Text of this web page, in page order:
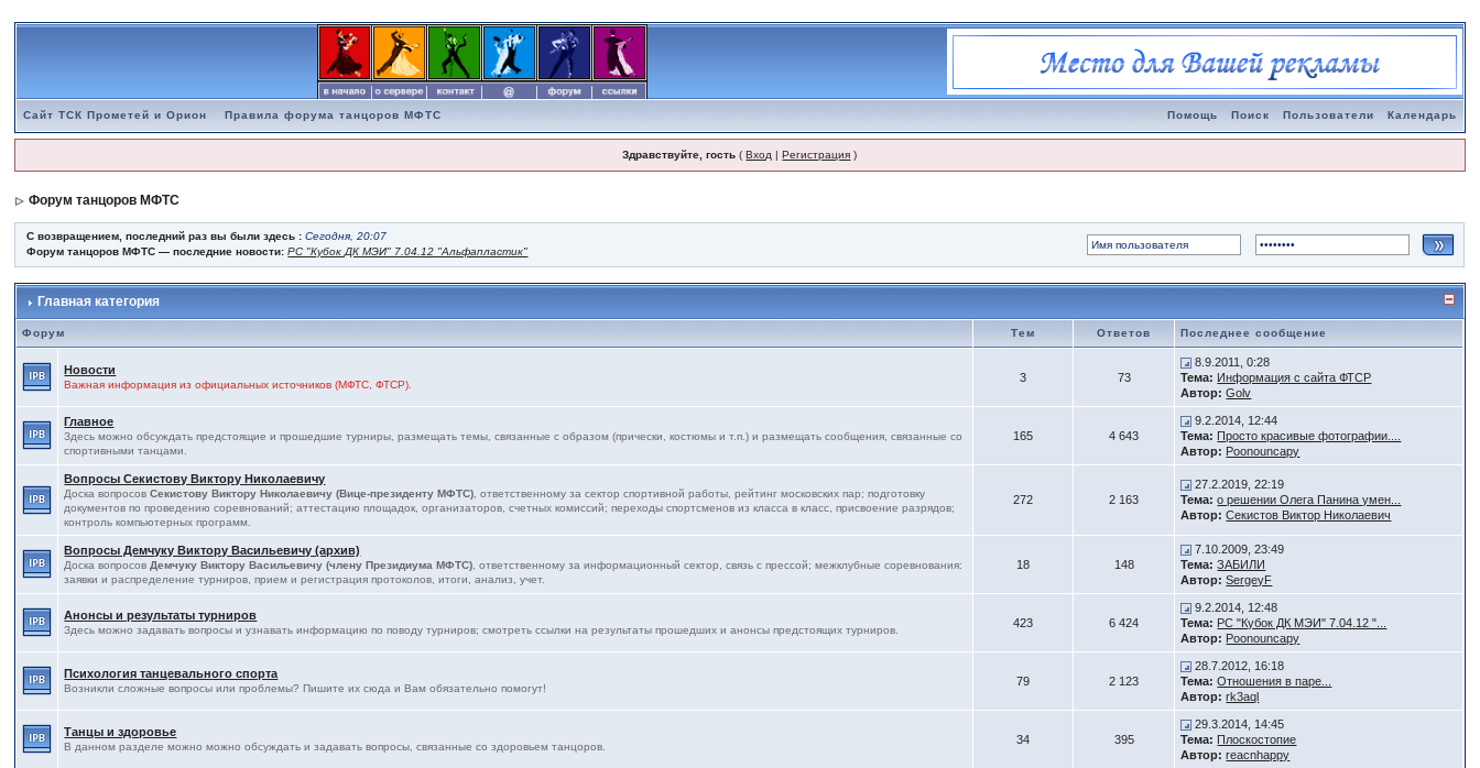
Сайт ТСК Прометей и Орион Правила форума танцоров МФТС Помощь Поиск Пользователи Календарь
Здравствуйте, гость (Вход |Регистрация )
Форум танцоров МФТС
С возвращением, последний раз вы были здесь :Сегодня, 20:07
Форум танцоров МФТС — последние новости:РС "Кубок ДК МЭИ" 7.04.12 "Альфапластик"
Главная категория
Форум Тем Ответов Последнее сообщение
Новости
Важная информация из официальных источников (МФТС, ФТСР).
3 73
8.9.2011, 0:28
Тема: Информация с сайта ФТСР
Автор: Golv
Главное
Здесь можно обсуждать предстоящие и прошедшие турниры, размещать темы, связанные с образом (прически, костюмы и т.п.) и размещать сообщения, связанные со
спортивными танцами.
165 4 643
9.2.2014, 12:44
Тема: Просто красивые фотографии....
Автор: Poonouncapy
Вопросы Секистову Виктору Николаевичу
Доска вопросовСекистову Виктору Николаевичу (Вице-президенту МФТС) , ответственному за сектор спортивной работы, рейтинг московских пар; подготовку
документов по проведению соревнований; аттестацию площадок, организаторов, счетных комиссий; переходы спортсменов из класса в класс, присвоение разрядов;
контроль компьютерных программ.
272 2 163
27.2.2019, 22:19
Тема: о решении Олега Панина умен...
Автор: Секистов Виктор Николаевич
Вопросы Демчуку Виктору Васильевичу (архив)
Доска вопросовДемчуку Виктору Васильевичу (члену Президиума МФТС) , ответственному за информационный сектор, связь с прессой; межклубные соревнования:
заявки и распределение турниров, прием и регистрация протоколов, итоги, анализ, учет.
18 148
7.10.2009, 23:49
Тема: ЗАБИЛИ
Автор: SergeyF
Анонсы и результаты турниров
Здесь можно задавать вопросы и узнавать информацию по поводу турниров; смотреть ссылки на результаты прошедших и анонсы предстоящих турниров.
423 6 424
9.2.2014, 12:48
Тема: РС "Кубок ДК МЭИ" 7.04.12 "...
Автор: Poonouncapy
Психология танцевального спорта
Возникли сложные вопросы или проблемы? Пишите их сюда и Вам обязательно помогут!
79 2 123
28.7.2012, 16:18
Тема: Отношения в паре...
Автор: rk3aql
Танцы и здоровье
В данном разделе можно можно обсуждать и задавать вопросы, связанные со здоровьем танцоров.
34 395
29.3.2014, 14:45
Тема: Плоскостопие
Автор: reacnhappy